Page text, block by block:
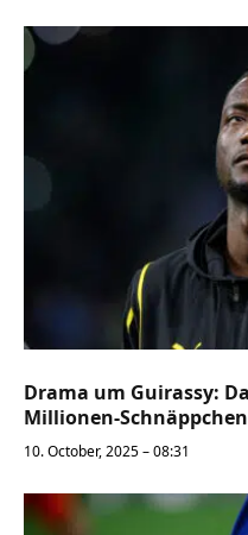
Drama um Guirassy:
Millionen-Schnäppchen
10. October, 2025 – 08:31